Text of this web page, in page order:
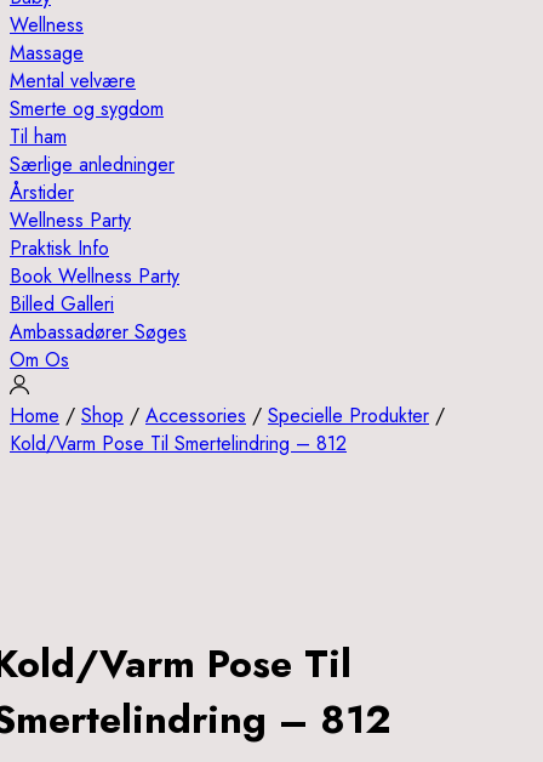
Wellness
Massage
Mental velvære
Smerte og sygdom
Til ham
Særlige anledninger
Årstider
Wellness Party
Praktisk Info
Book Wellness Party
Billed Galleri
Ambassadører Søges
Om Os
Home / Shop / Accessories / Specielle Produkter /
Kold/Varm Pose Til Smertelindring – 812
Varm Pose Til
– 812